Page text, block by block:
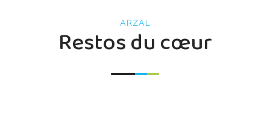
Restos du cœur